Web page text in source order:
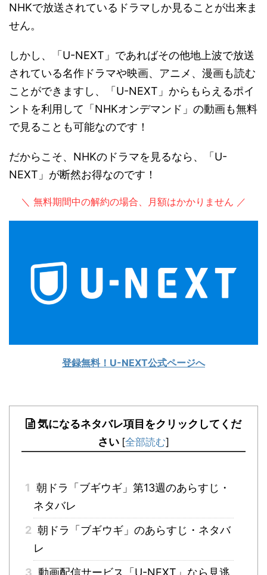
NHKで放送されているドラマしか見ることが出来ま
せん。
しかし、「U-NEXT」であればその他地上波で放送
されている名作ドラマや映画、アニメ、漫画も読む
ことができますし、「U-NEXT」からもらえるポイ
ントを利用して「NHKオンデマンド」の動画も無料
で見ることも可能なのです！
だからこそ、NHKのドラマを見るなら、「U-
NEXT」が断然お得なのです！
＼ 無料期間中の解約の場合、月額はかかりません ／
登録無料！U-NEXT公式ページへ
気になるネタバレ項目をクリックしてくだ
さい [全部読む]
1 朝ドラ「ブギウギ」第13週のあらすじ・
ネタバレ
2 朝ドラ「ブギウギ」のあらすじ・ネタバ
レ